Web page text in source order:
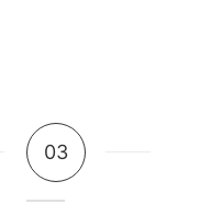
03